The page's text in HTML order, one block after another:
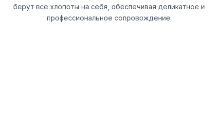
берут все хлопоты на себя, обеспечивая деликатное и
профессиональное сопровождение.